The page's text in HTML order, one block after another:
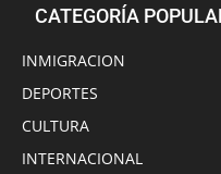
CATEGORÍA
INMIGRACION
DEPORTES
CULTURA
INTERNACIONAL